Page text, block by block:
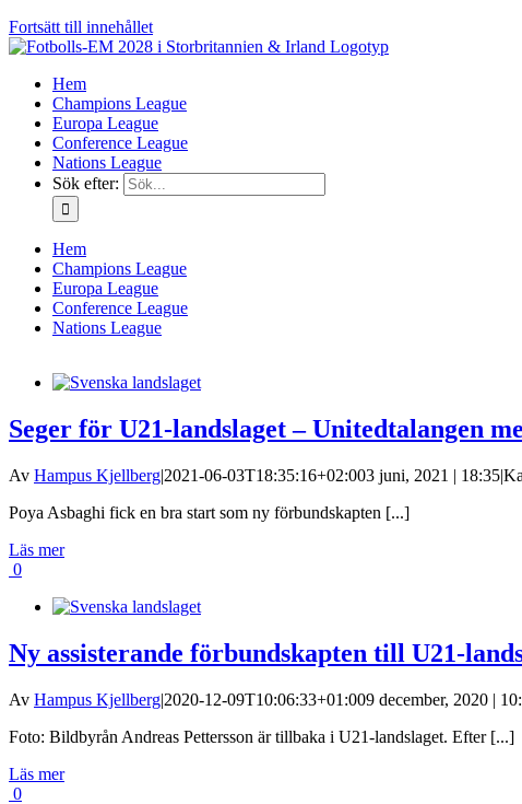
Fortsätt till innehållet
Hem
Champions League
Europa League
Conference League
Nations League
Sök efter:
Hem
Champions League
Europa League
Conference League
Nations League
Seger för U21-landslaget – Unitedtalangen
Av Hampus Kjellberg|2021-06-03T18:35:16+02:003 juni, 2021 | 18:35|
Poya Asbaghi fick en bra start som ny förbundskapten [...]
Läs mer
0
Ny assisterande förbundskapten till U21-
Av Hampus Kjellberg|2020-12-09T10:06:33+01:009 december, 2020 |
Foto: Bildbyrån Andreas Pettersson är tillbaka i U21-landslaget. Efter [...]
Läs mer
0